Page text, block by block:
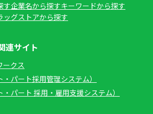
す企業名から探すキーワードから探す
ッグストアから探す
連サイト
ークス
パート採用管理システム）
パート 採用・雇用支援システム）